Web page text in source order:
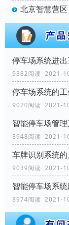
北京智慧营区
停车场系统进
9382阅读 2021-
停车场系统的
9020阅读 2021-
智能停车场管
8948阅读 2021-
车牌识别系统
9039阅读 2021-
智能停车场系
8974阅读 2021-